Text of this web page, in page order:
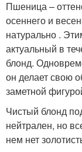
Пшеница –
осеннего и
натурально .
актуальный в
блонд.
он делает свою
заметной
Чистый блонд
нейтрален, но
нем нет